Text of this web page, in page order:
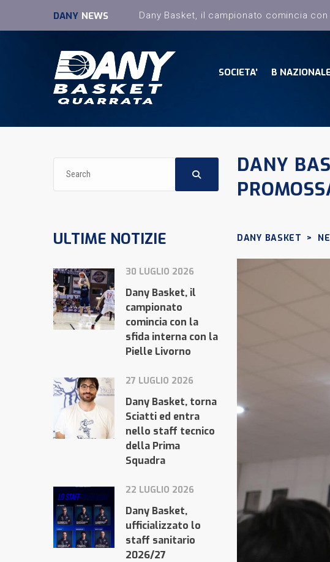
DANY NEWS
SOCIETA’ B
DANY
DANY BASKET >
ULTIME NOTIZIE
30 LUGLIO 2026
Dany Basket, il
campionato
comincia con la
sfida interna con la
Pielle Livorno
27 LUGLIO 2026
Dany Basket, torna
Sciatti ed entra
nello staff tecnico
della Prima
Squadra
22 LUGLIO 2026
Dany Basket,
ufficializzato lo
staff sanitario
2026/27